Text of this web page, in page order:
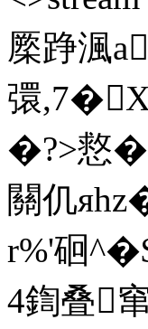
橜踭渢
彋
�?>慦
關仉
r%'硘
4鍧叠